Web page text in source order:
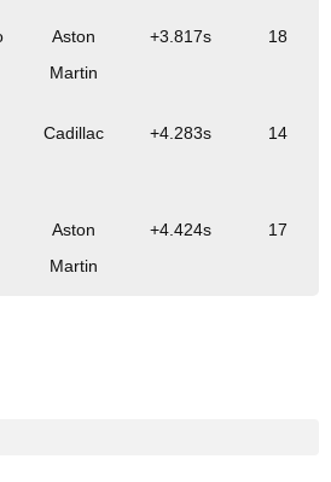
Aston
Martin
+3.817s 18
Cadillac +4.283s 14
Aston
Martin
+4.424s 17